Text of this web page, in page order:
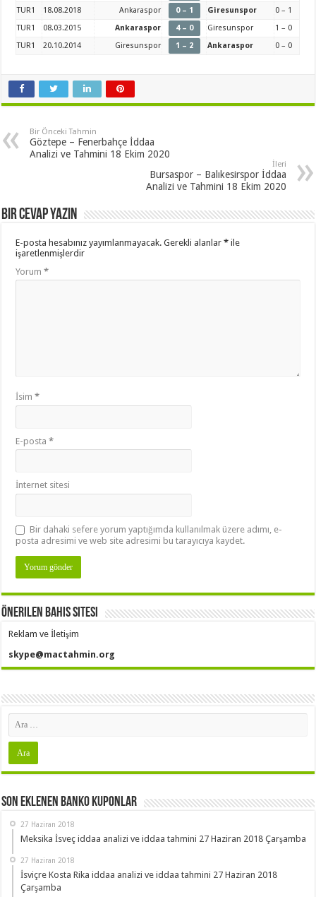
TUR1 18.08.2018 Ankaraspor 0 – 1 Giresunspor
0 – 1
TUR1
08.03.2015 Ankaraspor 4 – 0 Giresunspor
1 – 0
TUR1
20.10.2014 Giresunspor 1 – 2 Ankaraspor 0 – 0
Bir Önceki Tahmin
Göztepe – Fenerbahçe İddaa
Analizi ve Tahmini 18 Ekim 2020
İleri
Bursaspor – Balıkesirspor İddaa
Analizi ve Tahmini 18 Ekim 2020
Bir cevap yazın
E-posta hesabınız yayımlanmayacak. Gerekli alanlar* ile
işaretlenmişlerdir
Yorum*
İsim*
E-posta*
İnternet sitesi
Bir dahaki sefere yorum yaptığımda kullanılmak üzere adımı, e-
posta adresimi ve web site adresimi bu tarayıcıya kaydet.
Önerilen Bahis Sitesi
Reklam ve İletişim
skype@mactahmin.org
Son Eklenen Banko Kuponlar
27 Haziran 2018
Meksika İsveç iddaa analizi ve iddaa tahmini 27 Haziran 2018 Çarşamba
27 Haziran 2018
İsviçre Kosta Rika iddaa analizi ve iddaa tahmini 27 Haziran 2018
Çarşamba